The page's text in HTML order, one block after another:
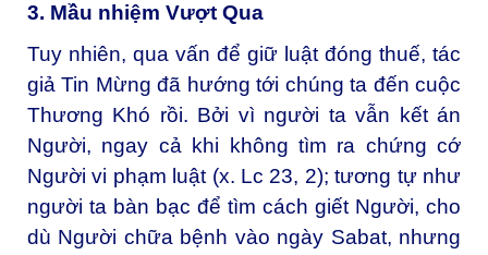
3. Mầu nhiệm Vượt Qua
Tuy nhiên, qua vấn để giữ luật đóng thuế, tác
giả Tin Mừng đã hướng tới chúng ta đến cuộc
Thương Khó rồi. Bởi vì người ta vẫn kết án
Người, ngay cả khi không tìm ra chứng cớ
Người vi phạm luật (x. Lc 23, 2); tương tự như
người ta bàn bạc để tìm cách giết Người, cho
dù Người chữa bệnh vào ngày Sabat, nhưng